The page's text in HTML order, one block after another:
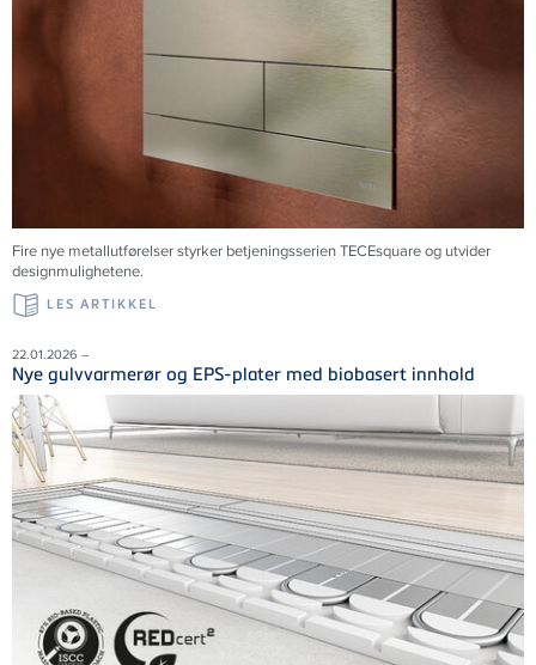
Fire nye metallutførelser styrker betjeningsserien TECEsquare og utvider
designmulighetene.
LES ARTIKKEL
22.01.2026 –
Nye gulvvarmerør og EPS-plater med biobasert innhold